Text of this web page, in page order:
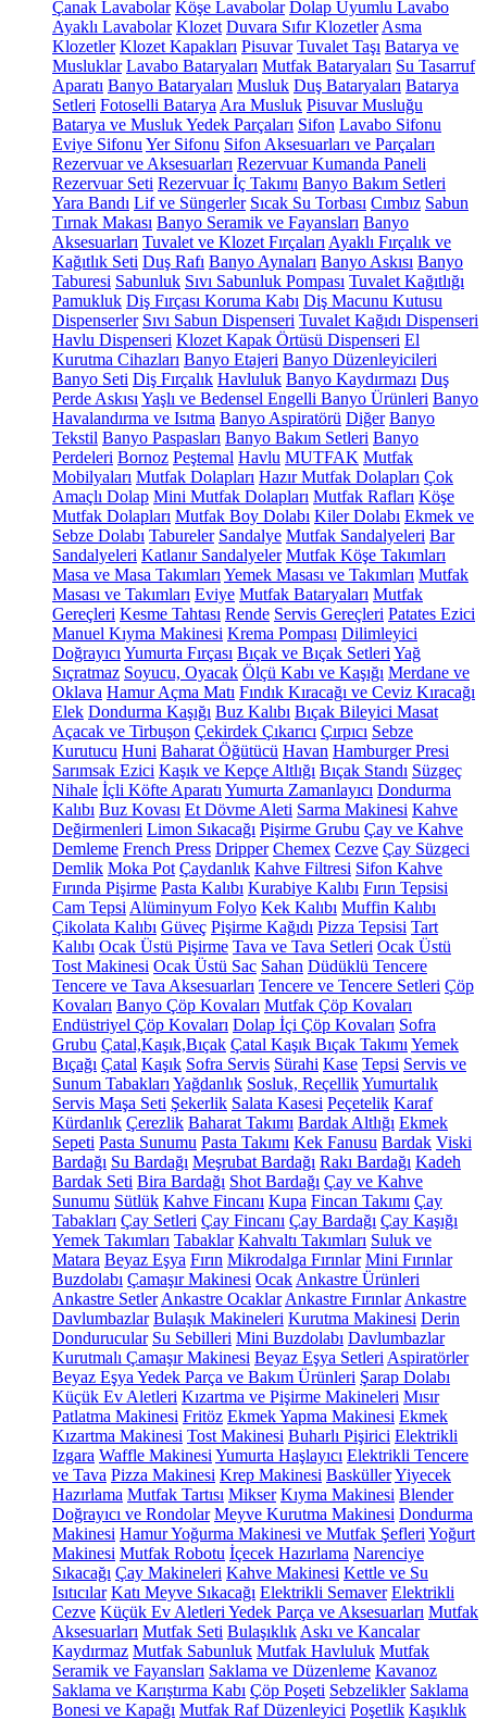
Çanak Lavabolar Köşe Lavabolar Dolap Uyumlu Lavabo
Ayaklı Lavabolar Klozet Duvara Sıfır Klozetler Asma
Klozetler Klozet Kapakları Pisuvar Tuvalet Taşı Batarya ve
Musluklar Lavabo Bataryaları Mutfak Bataryaları Su Tasarruf
Aparatı Banyo Bataryaları Musluk Duş Bataryaları Batarya
Setleri Fotoselli Batarya Ara Musluk Pisuvar Musluğu
Batarya ve Musluk Yedek Parçaları Sifon Lavabo Sifonu
Eviye Sifonu Yer Sifonu Sifon Aksesuarları ve Parçaları
Rezervuar ve Aksesuarları Rezervuar Kumanda Paneli
Rezervuar Seti Rezervuar İç Takımı Banyo Bakım Setleri
Yara Bandı Lif ve Süngerler Sıcak Su Torbası Cımbız Sabun
Tırnak Makası Banyo Seramik ve Fayansları Banyo
Aksesuarları Tuvalet ve Klozet Fırçaları Ayaklı Fırçalık ve
Kağıtlık Seti Duş Rafı Banyo Aynaları Banyo Askısı Banyo
Taburesi Sabunluk Sıvı Sabunluk Pompası Tuvalet Kağıtlığı
Pamukluk Diş Fırçası Koruma Kabı Diş Macunu Kutusu
Dispenserler Sıvı Sabun Dispenseri Tuvalet Kağıdı Dispenseri
Havlu Dispenseri Klozet Kapak Örtüsü Dispenseri El
Kurutma Cihazları Banyo Etajeri Banyo Düzenleyicileri
Banyo Seti Diş Fırçalık Havluluk Banyo Kaydırmazı Duş
Perde Askısı Yaşlı ve Bedensel Engelli Banyo Ürünleri Banyo
Havalandırma ve Isıtma Banyo Aspiratörü Diğer Banyo
Tekstil Banyo Paspasları Banyo Bakım Setleri Banyo
Perdeleri Bornoz Peştemal Havlu MUTFAK Mutfak
Mobilyaları Mutfak Dolapları Hazır Mutfak Dolapları Çok
Amaçlı Dolap Mini Mutfak Dolapları Mutfak Rafları Köşe
Mutfak Dolapları Mutfak Boy Dolabı Kiler Dolabı Ekmek ve
Sebze Dolabı Tabureler Sandalye Mutfak Sandalyeleri Bar
Sandalyeleri Katlanır Sandalyeler Mutfak Köşe Takımları
Masa ve Masa Takımları Yemek Masası ve Takımları Mutfak
Masası ve Takımları Eviye Mutfak Bataryaları Mutfak
Gereçleri Kesme Tahtası Rende Servis Gereçleri Patates Ezici
Manuel Kıyma Makinesi Krema Pompası Dilimleyici
Doğrayıcı Yumurta Fırçası Bıçak ve Bıçak Setleri Yağ
Sıçratmaz Soyucu, Oyacak Ölçü Kabı ve Kaşığı Merdane ve
Oklava Hamur Açma Matı Fındık Kıracağı ve Ceviz Kıracağı
Elek Dondurma Kaşığı Buz Kalıbı Bıçak Bileyici Masat
Açacak ve Tirbuşon Çekirdek Çıkarıcı Çırpıcı Sebze
Kurutucu Huni Baharat Öğütücü Havan Hamburger Presi
Sarımsak Ezici Kaşık ve Kepçe Altlığı Bıçak Standı Süzgeç
Nihale İçli Köfte Aparatı Yumurta Zamanlayıcı Dondurma
Kalıbı Buz Kovası Et Dövme Aleti Sarma Makinesi Kahve
Değirmenleri Limon Sıkacağı Pişirme Grubu Çay ve Kahve
Demleme French Press Dripper Chemex Cezve Çay Süzgeci
Demlik Moka Pot Çaydanlık Kahve Filtresi Sifon Kahve
Fırında Pişirme Pasta Kalıbı Kurabiye Kalıbı Fırın Tepsisi
Cam Tepsi Alüminyum Folyo Kek Kalıbı Muffin Kalıbı
Çikolata Kalıbı Güveç Pişirme Kağıdı Pizza Tepsisi Tart
Kalıbı Ocak Üstü Pişirme Tava ve Tava Setleri Ocak Üstü
Tost Makinesi Ocak Üstü Sac Sahan Düdüklü Tencere
Tencere ve Tava Aksesuarları Tencere ve Tencere Setleri Çöp
Kovaları Banyo Çöp Kovaları Mutfak Çöp Kovaları
Endüstriyel Çöp Kovaları Dolap İçi Çöp Kovaları Sofra
Grubu Çatal,Kaşık,Bıçak Çatal Kaşık Bıçak Takımı Yemek
Bıçağı Çatal Kaşık Sofra Servis Sürahi Kase Tepsi Servis ve
Sunum Tabakları Yağdanlık Sosluk, ReçellikYumurtalık
Servis Maşa Seti Şekerlik Salata Kasesi Peçetelik Karaf
Kürdanlık Çerezlik Baharat Takımı Bardak Altlığı Ekmek
Sepeti Pasta Sunumu Pasta Takımı Kek Fanusu Bardak Viski
Bardağı Su Bardağı Meşrubat Bardağı Rakı Bardağı Kadeh
Bardak Seti Bira Bardağı Shot Bardağı Çay ve Kahve
Sunumu Sütlük Kahve Fincanı Kupa Fincan Takımı Çay
Tabakları Çay Setleri Çay Fincanı Çay Bardağı Çay Kaşığı
Yemek Takımları Tabaklar Kahvaltı Takımları Suluk ve
Matara Beyaz Eşya Fırın Mikrodalga Fırınlar Mini Fırınlar
Buzdolabı Çamaşır Makinesi Ocak Ankastre Ürünleri
Ankastre Setler Ankastre Ocaklar Ankastre Fırınlar Ankastre
Davlumbazlar Bulaşık Makineleri Kurutma Makinesi Derin
Dondurucular Su Sebilleri Mini Buzdolabı Davlumbazlar
Kurutmalı Çamaşır Makinesi Beyaz Eşya Setleri Aspiratörler
Beyaz Eşya Yedek Parça ve Bakım Ürünleri Şarap Dolabı
Küçük Ev Aletleri Kızartma ve Pişirme Makineleri Mısır
Patlatma Makinesi Fritöz Ekmek Yapma Makinesi Ekmek
Kızartma Makinesi Tost Makinesi Buharlı Pişirici Elektrikli
Izgara Waffle Makinesi Yumurta Haşlayıcı Elektrikli Tencere
ve Tava Pizza Makinesi Krep Makinesi BasküllerYiyecek
Hazırlama Mutfak Tartısı Mikser Kıyma Makinesi Blender
Doğrayıcı ve Rondolar Meyve Kurutma Makinesi Dondurma
Makinesi Hamur Yoğurma Makinesi ve Mutfak Şefleri Yoğurt
Makinesi Mutfak Robotu İçecek Hazırlama Narenciye
Sıkacağı Çay Makineleri Kahve Makinesi Kettle ve Su
Isıtıcılar Katı Meyve Sıkacağı Elektrikli Semaver Elektrikli
Cezve Küçük Ev Aletleri Yedek Parça ve Aksesuarları Mutfak
Aksesuarları Mutfak Seti Bulaşıklık Askı ve Kancalar
Kaydırmaz Mutfak Sabunluk Mutfak Havluluk Mutfak
Seramik ve Fayansları Saklama ve Düzenleme Kavanoz
Saklama ve Karıştırma Kabı Çöp Poşeti Sebzelikler Saklama
Bonesi ve Kapağı Mutfak Raf Düzenleyici Poşetlik Kaşıklık